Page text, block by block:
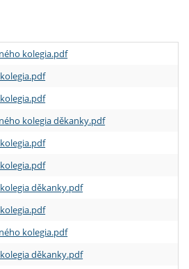
kolegia.pdf
kolegia děkanky.pdf
děkanky.pdf
kolegia.pdf
děkanky.pdf